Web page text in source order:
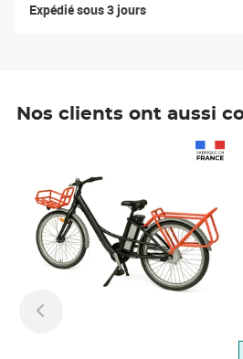
Expédié sous 3 jours
Nos clients ont aussi